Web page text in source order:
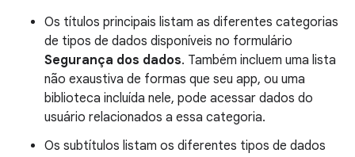
Os títulos principais listam as diferentes categorias
de tipos de dados disponíveis no formulário
Segurança dos dados. Também incluem uma lista
não exaustiva de formas que seu app, ou uma
biblioteca incluída nele, pode acessar dados do
usuário relacionados a essa categoria.
Os subtítulos listam os diferentes tipos de dados